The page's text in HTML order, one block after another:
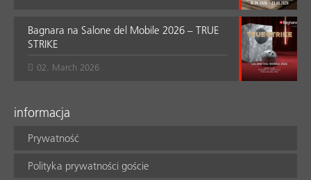
Bagnara na Salone del Mobile 2026 – TRUE
STRIKE
02. March 2026
informacja
Prywatność
Polityka prywatności goście